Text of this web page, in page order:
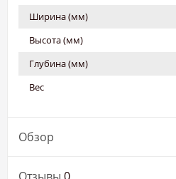
Ширина (мм)
Высота (мм)
Глубина (мм)
Вес
Обзор